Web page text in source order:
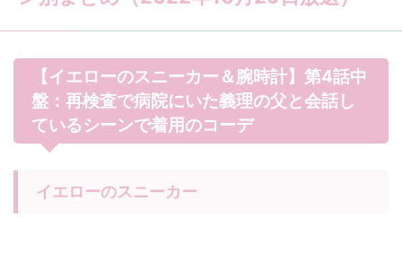
【イエローのスニーカー＆腕時計】第4話中
盤：再検査で病院にいた義理の父と会話し
ているシーンで着用のコーデ
イエローのスニーカー